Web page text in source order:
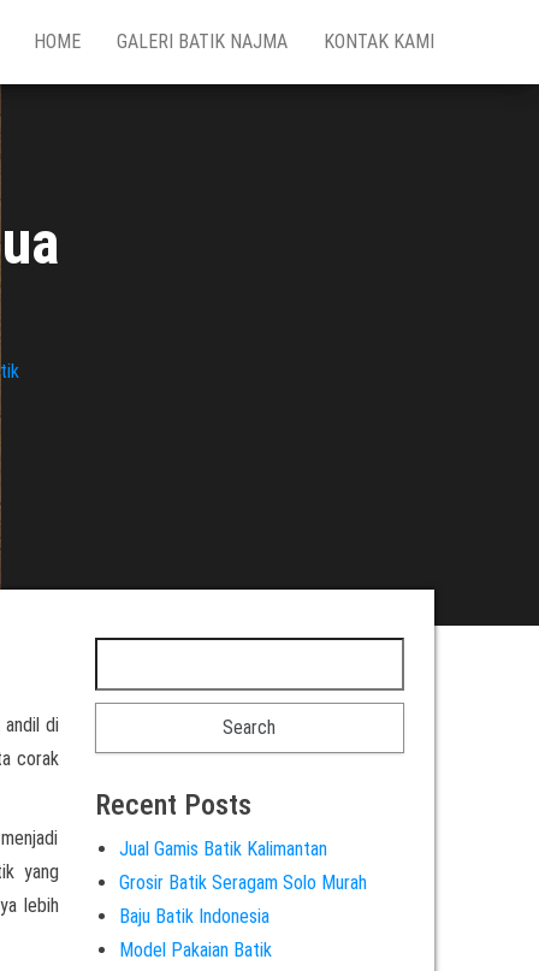
HOME GALERI BATIK NAJMA KONTAK KAMI
andil di
corak
yang
lebih
Recent Posts
Jual Gamis Batik Kalimantan
Grosir Batik Seragam Solo Murah
Baju Batik Indonesia
Model Pakaian Batik